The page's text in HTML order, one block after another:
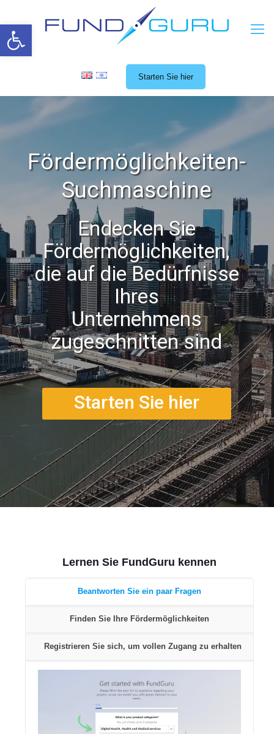
Open toolbar
Starten Sie hier
Fördermöglichkeiten-
Suchmaschine
Starten Sie hier
Endecken Sie
Fördermöglichkeiten,
die auf die Bedürfnisse
Ihres
Unternehmens
zugeschnitten sind
Lernen Sie FundGuru kennen
Beantworten Sie ein paar Fragen
Finden Sie Ihre Fördermöglichkeiten
Registrieren Sie sich, um vollen Zugang zu erhalten